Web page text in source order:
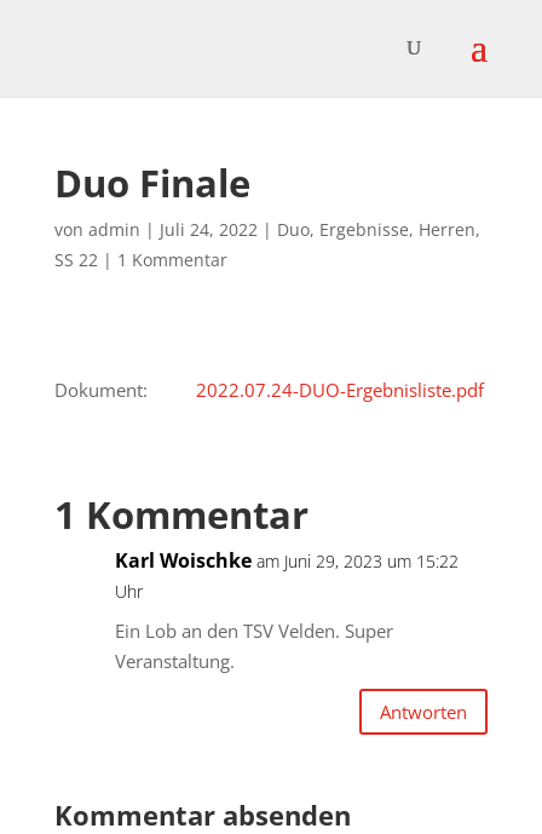
Duo Finale
von admin | Juli 24, 2022| Duo, Ergebnisse, Herren,
SS 22| 1 Kommentar
Dokument: 2022.07.24-DUO-Ergebnisliste.pdf
1 Kommentar
Karl Woischke am Juni 29, 2023 um 15:22
Uhr
Ein Lob an den TSV Velden. Super
Veranstaltung.
Antworten
Kommentar absenden